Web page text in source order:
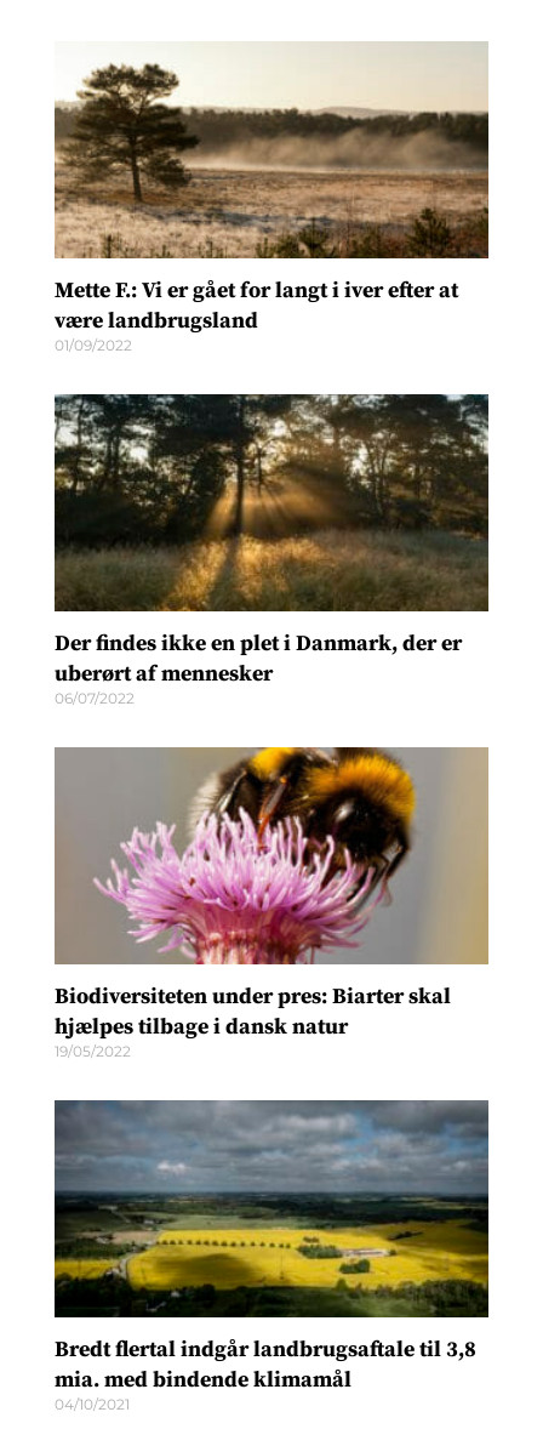
Mette F.: Vi er gået for langt i iver efter at
være landbrugsland
01/09/2022
Der findes ikke en plet i Danmark, der er
uberørt af mennesker
06/07/2022
Biodiversiteten under pres: Biarter skal
hjælpes tilbage i dansk natur
19/05/2022
Bredt flertal indgår landbrugsaftale til 3,8
mia. med bindende klimamål
04/10/2021